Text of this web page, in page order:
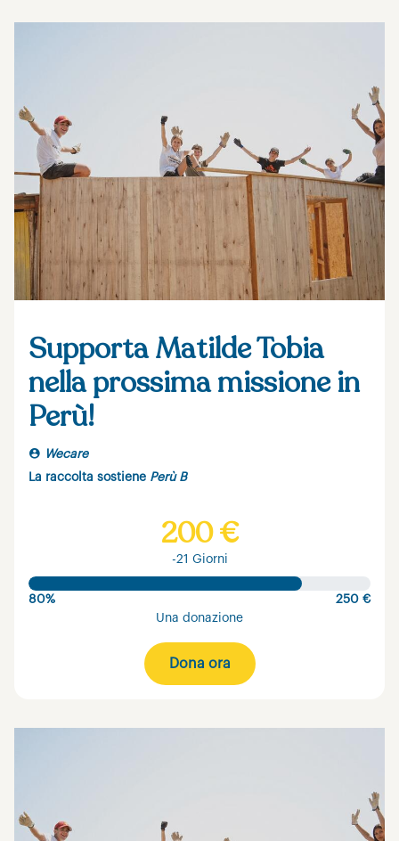
Supporta Matilde Tobia
nella prossima missione in
Perù!
Wecare
La raccolta sostiene Perù B
200 €
-21 Giorni
80%
250 €
Una donazione
Dona ora